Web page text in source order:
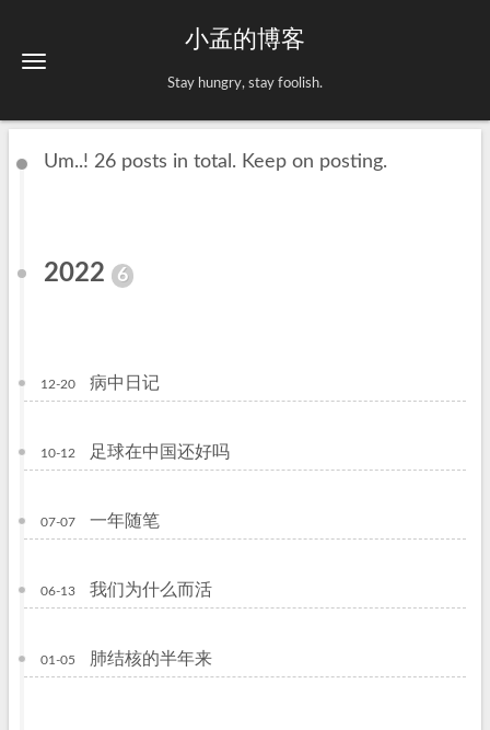
小孟的博客
Stay hungry, stay foolish.
Um..! 26 posts in total. Keep on posting.
2022 6
12-20 病中日记
10-12 足球在中国还好吗
07-07 一年随笔
06-13 我们为什么而活
01-05 肺结核的半年来